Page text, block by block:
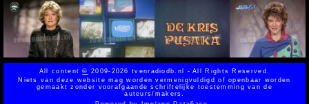
All content© 2009-2026 tvenradiodb.nl - All Rights Reserved.
Niets van deze website mag worden vermenigvuldigd of openbaar worden
gemaakt zonder voorafgaande schriftelijke toestemming van de
auteurs/makers.